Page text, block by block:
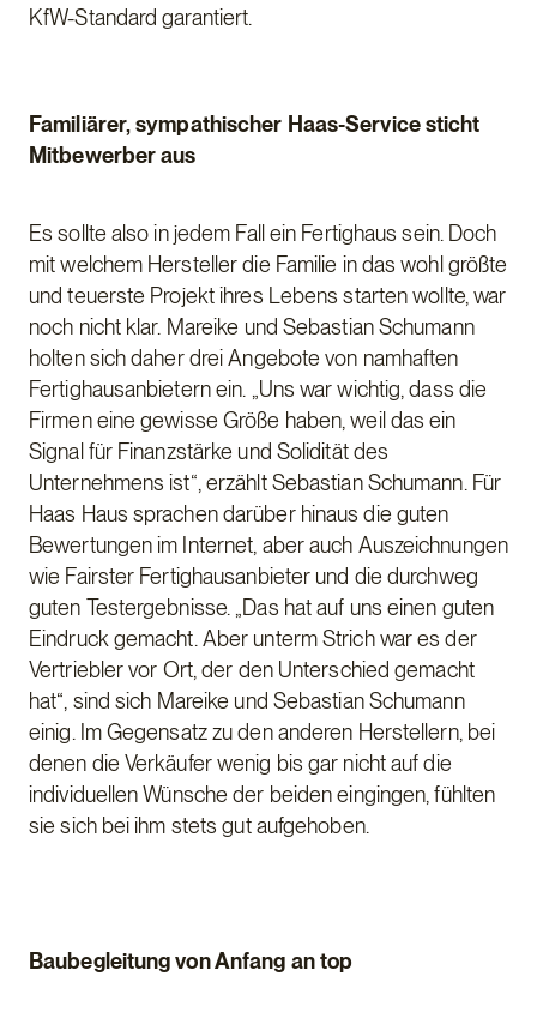
KfW-Standard garantiert.
Familiärer, sympathischer Haas-Service sticht
Mitbewerber aus
Es sollte also in jedem Fall ein Fertighaus sein. Doch
mit welchem Hersteller die Familie in das wohl größte
und teuerste Projekt ihres Lebens starten wollte, war
noch nicht klar. Mareike und Sebastian Schumann
holten sich daher drei Angebote von namhaften
Fertighausanbietern ein. „Uns war wichtig, dass die
Firmen eine gewisse Größe haben, weil das ein
Signal für Finanzstärke und Solidität des
Unternehmens ist“, erzählt Sebastian Schumann. Für
Haas Haus sprachen darüber hinaus die guten
Bewertungen im Internet, aber auch Auszeichnungen
wie Fairster Fertighausanbieter und die durchweg
guten Testergebnisse. „Das hat auf uns einen guten
Eindruck gemacht. Aber unterm Strich war es der
Vertriebler vor Ort, der den Unterschied gemacht
hat“, sind sich Mareike und Sebastian Schumann
einig. Im Gegensatz zu den anderen Herstellern, bei
denen die Verkäufer wenig bis gar nicht auf die
individuellen Wünsche der beiden eingingen, fühlten
sie sich bei ihm stets gut aufgehoben.
Baubegleitung von Anfang an top